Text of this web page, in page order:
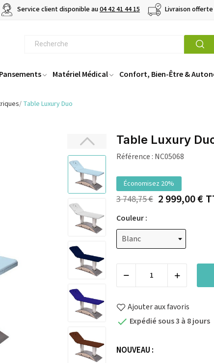
Service client disponible au04 42 41 44 15 Livraison
Matériel Médical Confort, Bien-Être &
Table Luxury Duo
Table Luxury
Référence : NC05068
Économisez 20%
3 748,75 € 2 999,00 €
Couleur :
Ajouter aux favoris
 Expédié sous 3 à 8 jours
NOUVEAU :